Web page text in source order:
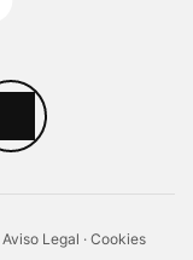
Aviso Legal · Cookies